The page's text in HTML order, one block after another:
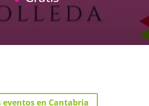
eventos en Cantabria